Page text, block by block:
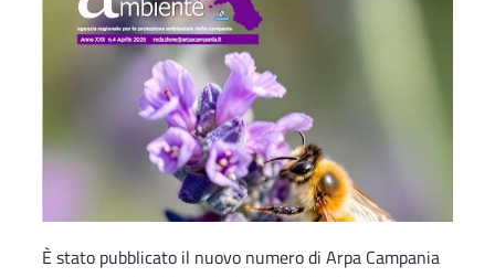
È stato pubblicato il nuovo numero di Arpa Campania